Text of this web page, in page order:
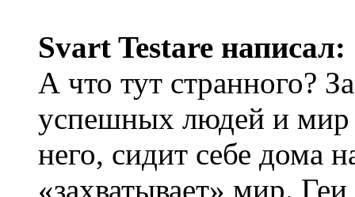
Svart Testare написал:
А что тут странного?
успешных людей и
него, сидит себе дома
«захватывает» мир.